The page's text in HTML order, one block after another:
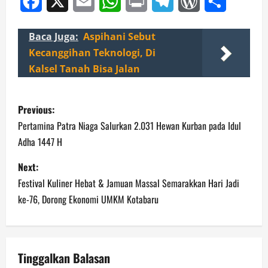
Baca Juga: Aspihani Sebut
Kecanggihan Teknologi, Di
Kalsel Tanah Bisa Jalan
P
o
s
t
n
a
v
Previous:
Pertamina Patra Niaga Salurkan 2.031 Hewan Kurban pada Idul
Adha 1447 H
Next:
Festival Kuliner Hebat & Jamuan Massal Semarakkan Hari Jadi
ke-76, Dorong Ekonomi UMKM Kotabaru
Tinggalkan Balasan